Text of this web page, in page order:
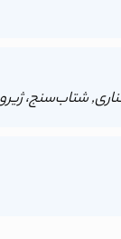
شتاب‌سنج،